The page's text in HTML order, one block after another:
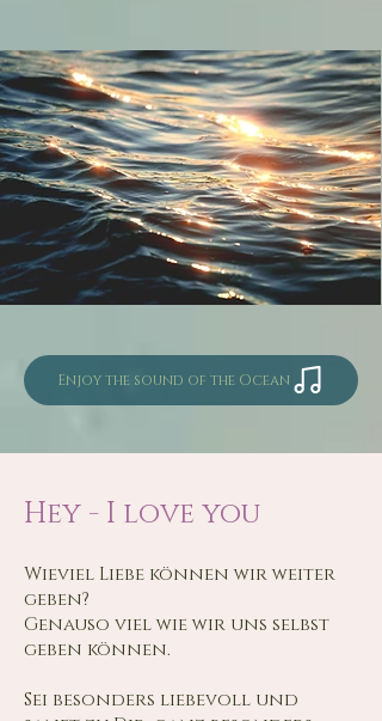
Enjoy the sound of the Ocean
Hey - I love you
Wieviel Liebe können wir weiter
geben?
Genauso viel wie wir uns selbst
geben können.
Sei besonders liebevoll und